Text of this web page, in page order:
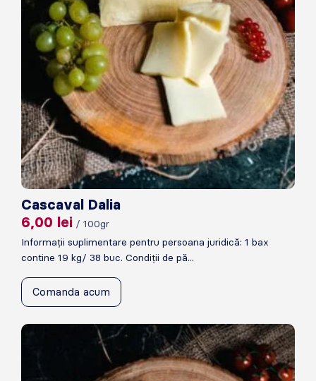
Cascaval Dalia
6,00 lei / 100gr
Informații suplimentare pentru persoana juridică: 1 bax
contine 19 kg/ 38 buc. Condiții de pă...
Comanda acum